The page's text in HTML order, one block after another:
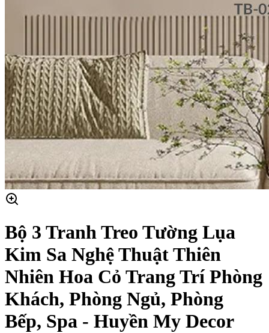
Bộ 3 Tranh Treo Tường Lụa
Kim Sa Nghệ Thuật Thiên
Nhiên Hoa Cỏ Trang Trí Phòng
Khách, Phòng Ngủ, Phòng
Bếp, Spa - Huyền My Decor